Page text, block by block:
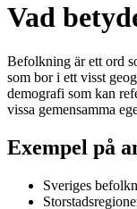
Vad
Befolkning är ett ord
som bor i ett visst
demografi som kan
vissa gemensamma
Exempel på
Sveriges